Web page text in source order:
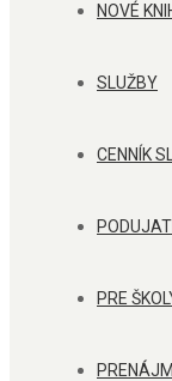
NOVÉ
SLUŽBY
CENNÍK
PRE